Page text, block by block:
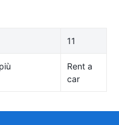
11
Rent a
car